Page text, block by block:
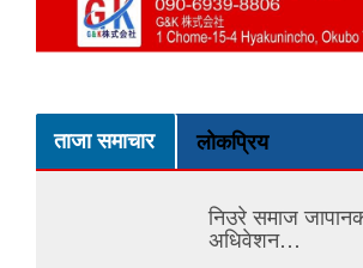
ताजा समाचार लोकप्रिय
निउरे समाज
अधिवेशन…